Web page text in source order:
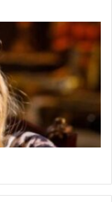
من
الاخر